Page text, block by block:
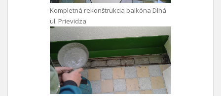
Kompletná rekonštrukcia balkóna Dlhá
ul. Prievidza